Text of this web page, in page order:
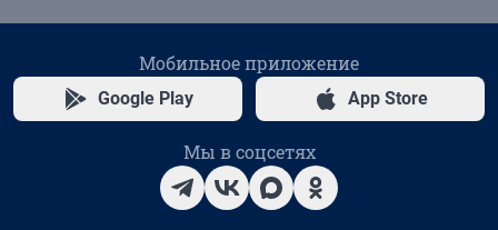
Мобильное приложение
Google Play App Store
Мы в соцсетях